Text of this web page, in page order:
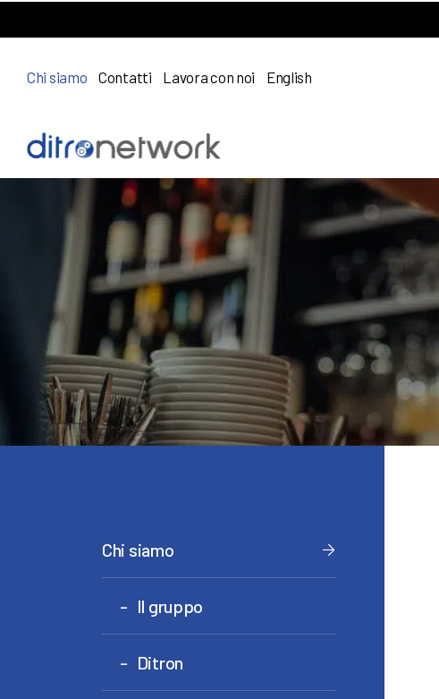
Chi siamo Contatti Lavora con noi English
Chi siamo
Il gruppo
Ditron